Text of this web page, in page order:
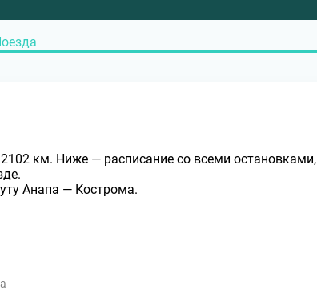
2102 км. Ниже — расписание со всеми остановками,
Анапа — Кострома.